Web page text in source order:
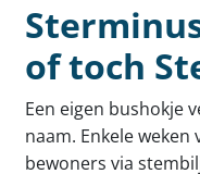
of toch
Een eigen bushokje
naam. Enkele
bewoners via